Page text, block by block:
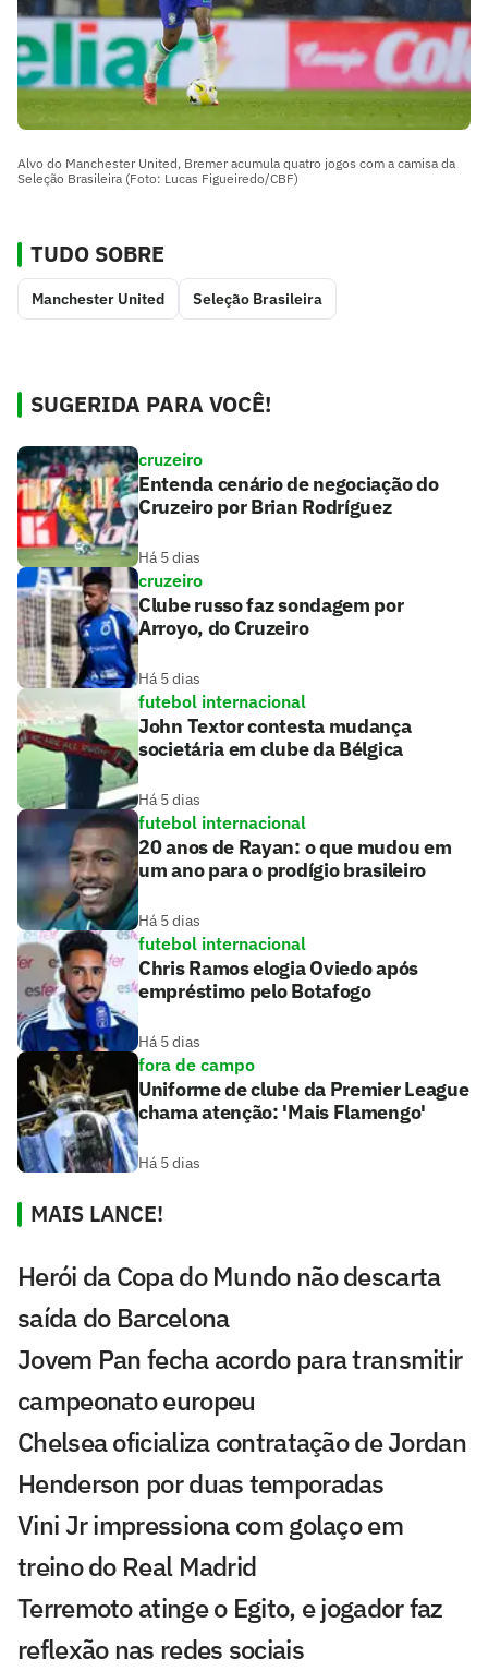
Alvo do Manchester United, Bremer acumula quatro jogos com a camisa da
Seleção Brasileira (Foto: Lucas Figueiredo/CBF)
TUDO SOBRE
Manchester United Seleção Brasileira
SUGERIDA PARA VOCÊ!
cruzeiro
Entenda cenário de negociação do
Cruzeiro por Brian Rodríguez
Há 5 dias
cruzeiro
Clube russo faz sondagem por
Arroyo, do Cruzeiro
Há 5 dias
futebol internacional
John Textor contesta mudança
societária em clube da Bélgica
Há 5 dias
futebol internacional
20 anos de Rayan: o que mudou em
um ano para o prodígio brasileiro
Há 5 dias
futebol internacional
Chris Ramos elogia Oviedo após
empréstimo pelo Botafogo
Há 5 dias
fora de campo
Uniforme de clube da Premier League
chama atenção: 'Mais Flamengo'
Há 5 dias
MAIS LANCE!
Herói da Copa do Mundo não descarta
saída do Barcelona
Jovem Pan fecha acordo para transmitir
campeonato europeu
Chelsea oficializa contratação de Jordan
Henderson por duas temporadas
Vini Jr impressiona com golaço em
treino do Real Madrid
Terremoto atinge o Egito, e jogador faz
reflexão nas redes sociais